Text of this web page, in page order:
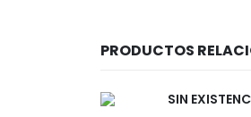
PRODUCTOS
SIN